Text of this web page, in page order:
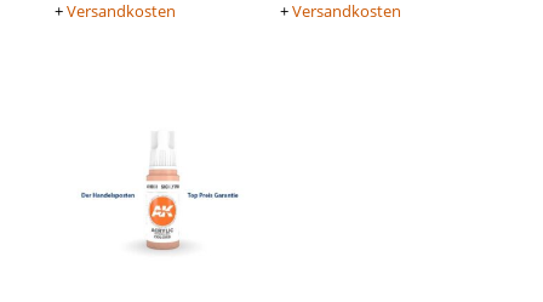
+Versandkosten +Versandkosten